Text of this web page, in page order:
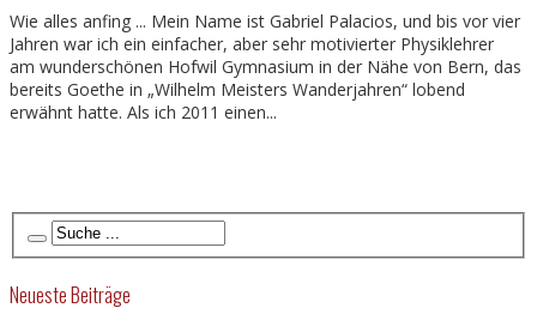
Wie alles anfing ... Mein Name ist Gabriel Palacios, und bis vor vier
Jahren war ich ein einfacher, aber sehr motivierter Physiklehrer
am wunderschönen Hofwil Gymnasium in der Nähe von Bern, das
bereits Goethe in „Wilhelm Meisters Wanderjahren“ lobend
erwähnt hatte. Als ich 2011 einen...
Neueste Beiträge